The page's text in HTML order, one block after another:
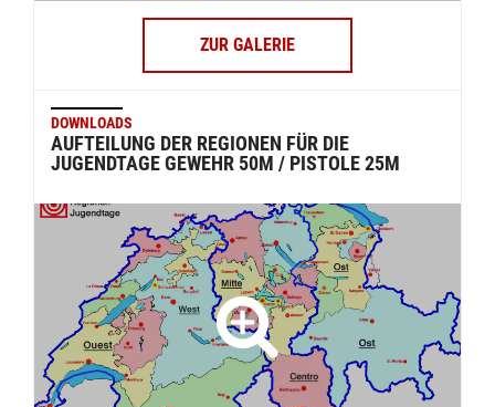
ZUR GALERIE
DOWNLOADS
AUFTEILUNG DER REGIONEN FÜR DIE
JUGENDTAGE GEWEHR 50M / PISTOLE 25M